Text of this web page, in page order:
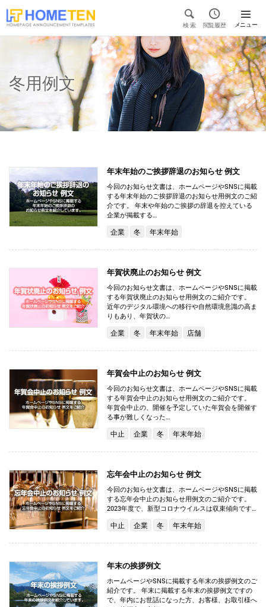

検 索

閲覧履歴 メニュー

冬用例文
年末年始のご挨拶辞退のお知らせ 例文
今回のお知らせ文書は、ホームページやSNSに掲載
する年末年始のご挨拶辞退のお知らせ用例文のご紹
介です。 年末や年始のご挨拶の辞退を控えている
企業が掲載する…
企業 冬 年末年始
年賀状廃止のお知らせ 例文
今回のお知らせ文書は、ホームページやSNSに掲載
する年賀状廃止のお知らせ用例文のご紹介です。
近年のデジタル環境への移行や自然環境意識の高ま
りもあり、年賀状の…
企業 冬 年末年始 店舗
年賀会中止のお知らせ 例文
今回のお知らせ文書は、ホームページやSNSに掲載
する年賀会中止のお知らせ用例文のご紹介です。
年賀会中止の、開催を予定していた年賀会を開催す
る事が難しくなった…
中止 企業 冬 年末年始
忘年会中止のお知らせ 例文
今回のお知らせ文書は、ホームページやSNSに掲載
する忘年会中止のお知らせ用例文のご紹介です。
2023年度で、新型コロナウイルスは収束傾向です…
中止 企業 冬 年末年始
年末の挨拶例文
ホームページやSNSに掲載する年末の挨拶例文のご
紹介です。 年末に掲載する年末の挨拶例文ですの
で、年内にお世話になった方、お客様、お取引様へ